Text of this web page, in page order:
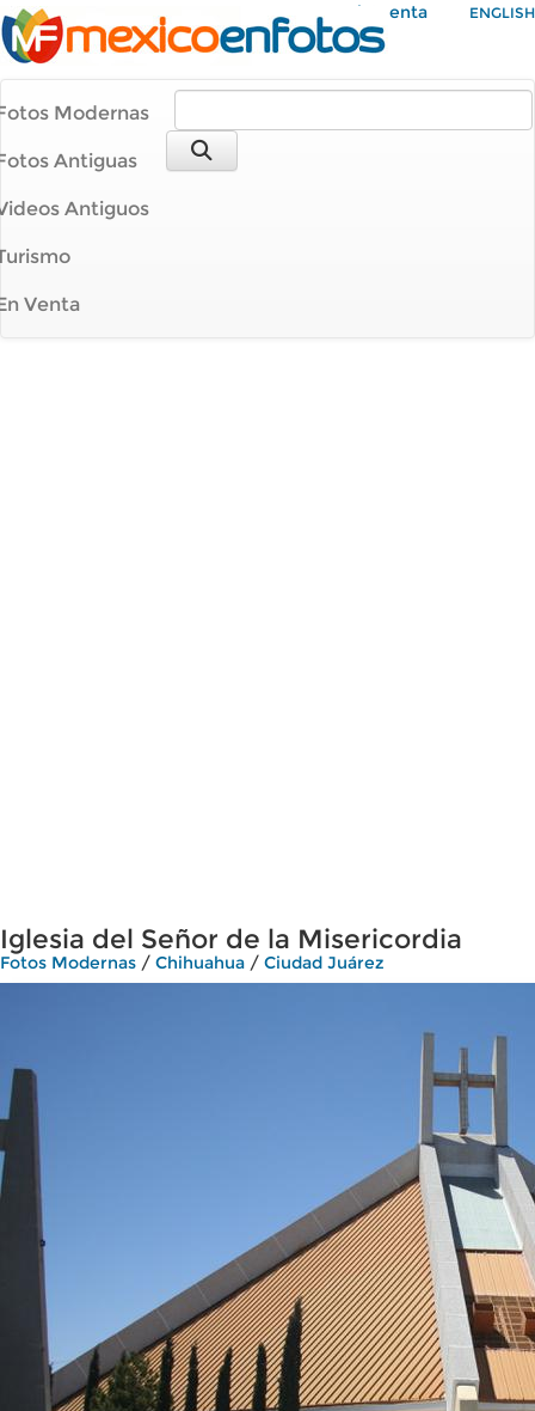
Mi Cuenta ENGLISH
Modernas
Antiguas
Antiguos
Venta
Iglesia del Señor de la Misericordia
Fotos Modernas / Chihuahua / Ciudad Juárez